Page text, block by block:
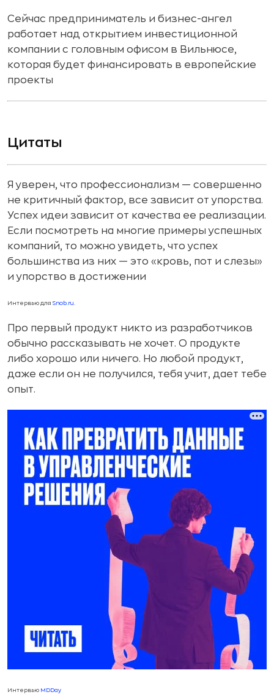
Сейчас предприниматель и бизнес-ангел
работает над открытием инвестиционной
компании с головным офисом в Вильнюсе,
которая будет финансировать в европейские
проекты
Цитаты
Я уверен, что профессионализм — совершенно
не критичный фактор, все зависит от упорства.
Успех идеи зависит от качества ее реализации.
Если посмотреть на многие примеры успешных
компаний, то можно увидеть, что успех
большинства из них — это «кровь, пот и слезы»
и упорство в достижении
Интервью для Snob.ru.
Про первый продукт никто из разработчиков
обычно рассказывать не хочет. О продукте
либо хорошо или ничего. Но любой продукт,
даже если он не получился, тебя учит, дает тебе
опыт.
Интервью MDDay